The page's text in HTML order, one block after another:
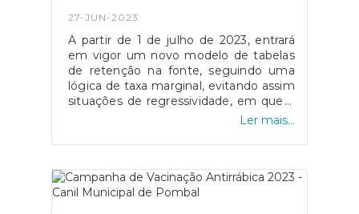
27-JUN-2023
A partir de 1 de julho de 2023, entrará
em vigor um novo modelo de tabelas
de retenção na fonte, seguindo uma
lógica de taxa marginal, evitando assim
situações de regressividade, em que a
aumentos da remuneração mensal
remuneração mensal
tabelas mantêm a atualização do limite
de isenção de retenção na fonte para
Ler mais...